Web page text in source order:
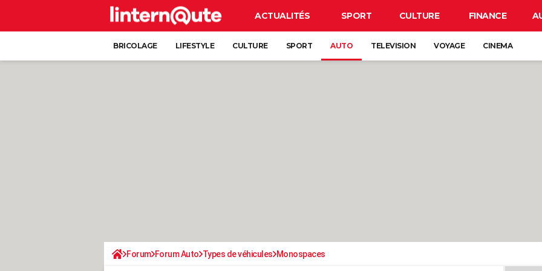
ACTUALITÉS SPORT CULTURE FINANCE
BRICOLAGE LIFESTYLE CULTURE SPORT AUTO TELEVISION VOYAGE CINEMA
Forum Forum Auto Types de véhicules Monospaces